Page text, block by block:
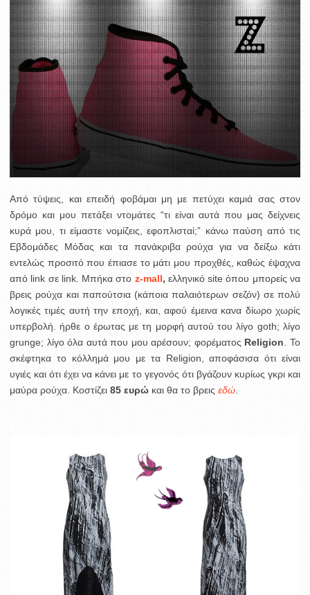
Από τύψεις, και επειδή φοβάμαι μη με πετύχει καμιά σας στον
δρόμο και μου πετάξει ντομάτες “τι είναι αυτά που μας δείχνεις
κυρά μου, τι είμαστε νομίζεις, εφοπλισταί;” κάνω παύση από τις
Εβδομάδες Μόδας και τα πανάκριβα ρούχα για να δείξω κάτι
εντελώς προσιτό που έπιασε το μάτι μου προχθές, καθώς έψαχνα
από link σε link. Μπήκα στο z-mall, ελληνικό site όπου μπορείς να
βρεις ρούχα και παπούτσια (κάποια παλαιότερων σεζόν) σε πολύ
λογικές τιμές αυτή την εποχή, και, αφού έμεινα κανα δίωρο χωρίς
υπερβολή. ήρθε ο έρωτας με τη μορφή αυτού του λίγο goth; λίγο
grunge; λίγο όλα αυτά που μου αρέσουν; φορέματος Religion . Το
σκέφτηκα το κόλλημά μου με τα Religion, αποφάσισα ότι είναι
υγιές και ότι έχει να κάνει με το γεγονός ότι βγάζουν κυρίως γκρι και
μαύρα ρούχα. Κοστίζει 85 ευρώ και θα το βρεις εδώ